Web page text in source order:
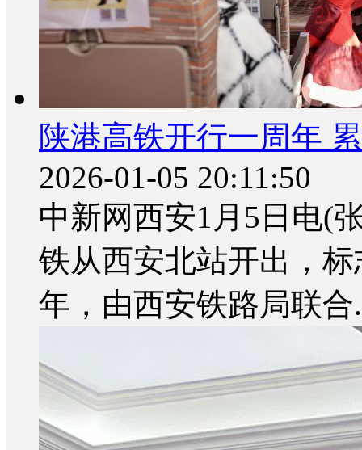
陕港高铁开行一周年
2026-01-05 20:11:50
中新网西安1月5日电(
铁从西安北站开出，
年，由西安铁路局联合